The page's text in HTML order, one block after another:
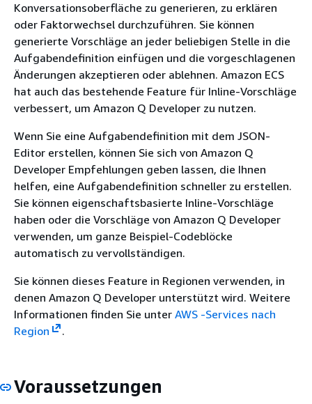
Konversationsoberfläche zu generieren, zu erklären
oder Faktorwechsel durchzuführen. Sie können
generierte Vorschläge an jeder beliebigen Stelle in die
Aufgabendefinition einfügen und die vorgeschlagenen
Änderungen akzeptieren oder ablehnen. Amazon ECS
hat auch das bestehende Feature für Inline-Vorschläge
verbessert, um Amazon Q Developer zu nutzen.
Wenn Sie eine Aufgabendefinition mit dem JSON-
Editor erstellen, können Sie sich von Amazon Q
Developer Empfehlungen geben lassen, die Ihnen
helfen, eine Aufgabendefinition schneller zu erstellen.
Sie können eigenschaftsbasierte Inline-Vorschläge
haben oder die Vorschläge von Amazon Q Developer
verwenden, um ganze Beispiel-Codeblöcke
automatisch zu vervollständigen.
Sie können dieses Feature in Regionen verwenden, in
denen Amazon Q Developer unterstützt wird. Weitere
Informationen finden Sie unter AWS -Services nach
Region
.
Voraussetzungen